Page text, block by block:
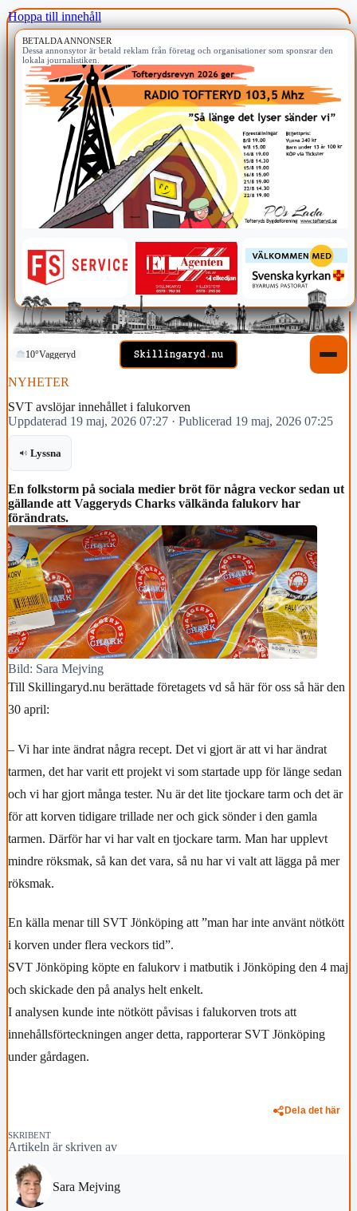
Hoppa till innehåll
BETALDA ANNONSER
Dessa annonsytor är betald reklam från företag och organisationer som sponsrar den
lokala journalistiken.
10°Vaggeryd
NYHETER
SVT avslöjar innehållet i falukorven
Uppdaterad 19 maj, 2026 07:27 · Publicerad 19 maj, 2026 07:25
Lyssna
En folkstorm på sociala medier bröt för några veckor sedan ut
gällande att Vaggeryds Charks välkända falukorv har
förändrats.
Bild: Sara Mejving
Till Skillingaryd.nu berättade företagets vd så här för oss så här den
30 april:
– Vi har inte ändrat några recept. Det vi gjort är att vi har ändrat
tarmen, det har varit ett projekt vi som startade upp för länge sedan
och vi har gjort många tester. Nu är det lite tjockare tarm och det är
för att korven tidigare trillade ner och gick sönder i den gamla
tarmen. Därför har vi har valt en tjockare tarm. Man har upplevt
mindre röksmak, så kan det vara, så nu har vi valt att lägga på mer
röksmak.
En källa menar till SVT Jönköping att ”man har inte använt nötkött
i korven under flera veckors tid”.
SVT Jönköping köpte en falukorv i matbutik i Jönköping den 4 maj
och skickade den på analys helt enkelt.
I analysen kunde inte nötkött påvisas i falukorven trots att
innehållsförteckningen anger detta, rapporterar SVT Jönköping
under gårdagen.
Dela det här
SKRIBENT
Artikeln är skriven av
Sara Mejving